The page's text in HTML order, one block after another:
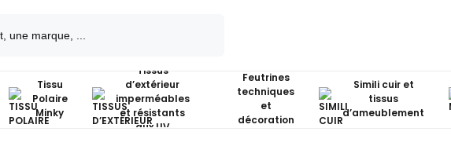
Tissu
Polaire
Minky
Tissus
d’extérieur
imperméables
et résistants
aux UV
Feutrines
techniques
et
décoration
Simili cuir et
tissus
d’ameublement